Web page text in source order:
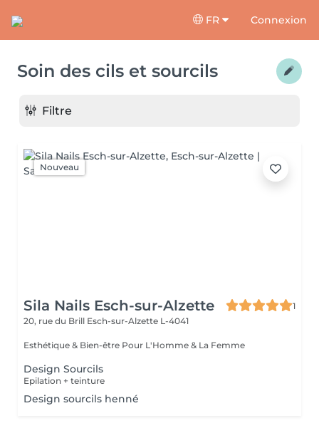
FR Connexion
Soin des cils et sourcils
Filtre
Nouveau
Sila Nails Esch-sur-Alzette
1
20, rue du Brill Esch-sur-Alzette L-4041
Esthétique & Bien-être Pour L'Homme & La Femme
Design Sourcils
Epilation + teinture
Design sourcils henné